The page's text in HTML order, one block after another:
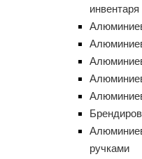
инвентаря
ручками